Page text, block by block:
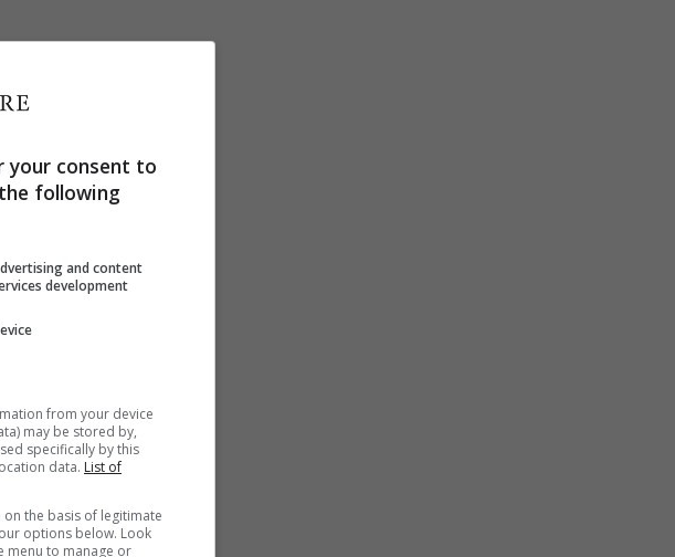
fumetti e
rivelare
del fisico
le
and
pensieri
, nessuno
difficile”
your consent to
following
and content
development
from your device
may be stored by,
specifically by this
data. List of
the basis of legitimate
options below. Look
menu to manage or